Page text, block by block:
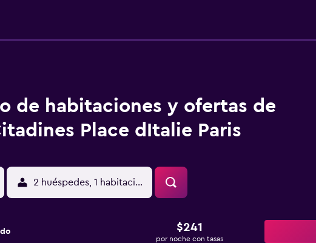
de habitaciones y ofertas de
Place dItalie Paris
2 huéspedes, 1 habitación
$241
por noche con tasas